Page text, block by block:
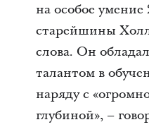
на особое умение
старейшины
слова. Он
талантом в
наряду с
глубиной», –